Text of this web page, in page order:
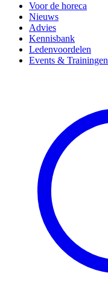
Voor de horeca
Nieuws
Advies
Kennisbank
Ledenvoordelen
Events & Trainingen